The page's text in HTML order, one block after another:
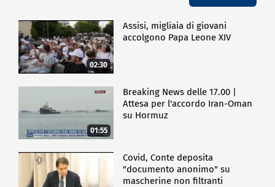
02:30
Assisi, migliaia di giovani
accolgono Papa Leone XIV
01:55
Breaking News delle 17.00 |
Attesa per l'accordo Iran-Oman
su Hormuz
Covid, Conte deposita
"documento anonimo" su
mascherine non filtranti